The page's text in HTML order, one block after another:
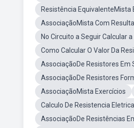
Resistência EquivalenteMista
AssociaçãoMista Com
No Circuito a Seguir Calcular
Como Calcular O Valor Da
AssociaçãoDe Resistores Em
AssociaçãoDe Resistores
AssociaçãoMista Exercícios
Calculo De Resistencia Eletrica
AssociaçãoDe Resistências